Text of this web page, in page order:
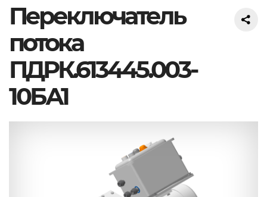
Переключатель
потока
ПДРК.613445.003-
10БА1